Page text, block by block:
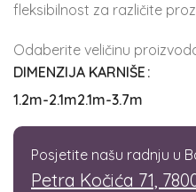
fleksibilnost za različite
Odaberite veličinu
DIMENZIJA KARNIŠE
1.2m-2.1m2.1m-3.7m
Posjetite našu radnju u
Petra Kočića 71,